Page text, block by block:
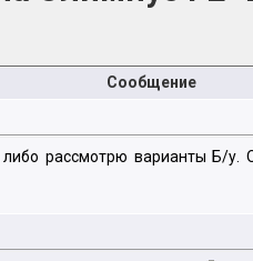
Сообщение
рассмотрю варианты Б/